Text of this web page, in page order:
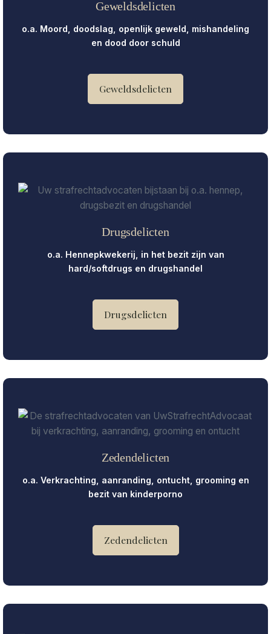
Geweldsdelicten
o.a. Moord, doodslag, openlijk geweld, mishandeling
en dood door schuld
Geweldsdelicten
Drugsdelicten
o.a. Hennepkwekerij, in het bezit zijn van
hard/softdrugs en drugshandel
Drugsdelicten
Zedendelicten
o.a. Verkrachting, aanranding, ontucht, grooming en
bezit van kinderporno
Zedendelicten